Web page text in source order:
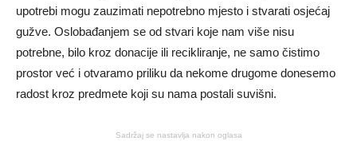
upotrebi mogu zauzimati nepotrebno mjesto i stvarati osjećaj
gužve. Oslobađanjem se od stvari koje nam više nisu
potrebne, bilo kroz donacije ili recikliranje, ne samo čistimo
prostor već i otvaramo priliku da nekome drugome donesemo
radost kroz predmete koji su nama postali suvišni.
Sadržaj se nastavlja nakon oglasa